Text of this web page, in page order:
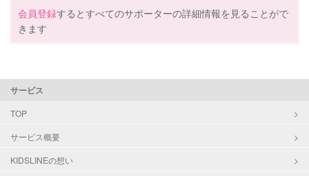
会員登録するとすべてのサポーターの詳細情報を見ることがで
きます
サービス
TOP
サービス概要
KIDSLINEの想い